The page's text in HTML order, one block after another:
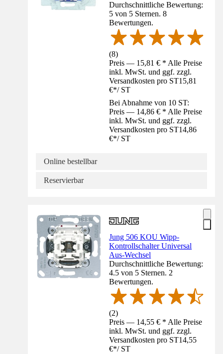
Durchschnittliche Bewertung:
5 von 5 Sternen. 8
Bewertungen.
(8)
Preis — 15,81 € * Alle Preise
inkl. MwSt. und ggf. zzgl.
Versandkosten pro ST15,81
€*/ ST
Bei Abnahme von 10 ST:
Preis — 14,86 € * Alle Preise
inkl. MwSt. und ggf. zzgl.
Versandkosten pro ST14,86
€*/ ST
Online bestellbar
Reservierbar
Jung 506 KOU Wipp-
Kontrollschalter Universal
Aus-Wechsel
Durchschnittliche Bewertung:
4.5 von 5 Sternen. 2
Bewertungen.
(2)
Preis — 14,55 € * Alle Preise
inkl. MwSt. und ggf. zzgl.
Versandkosten pro ST14,55
€*/ ST